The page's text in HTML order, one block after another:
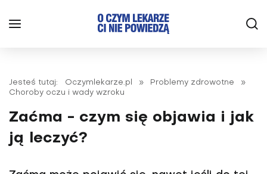
Jesteś tutaj: Oczymlekarze.pl » Problemy zdrowotne
»
Choroby oczu i wady wzroku
Zaćma - czym się objawia i jak
ją leczyć?